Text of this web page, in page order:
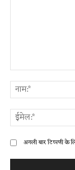
अगली बार टिप्पणी के